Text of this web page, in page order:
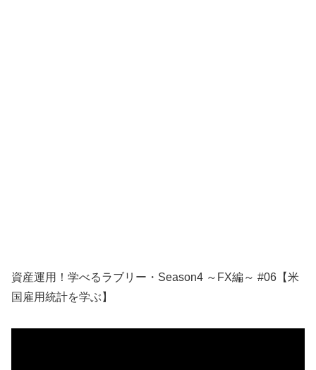
資産運用！学べるラブリー・Season4 ～FX編～ #06【米
国雇用統計を学ぶ】